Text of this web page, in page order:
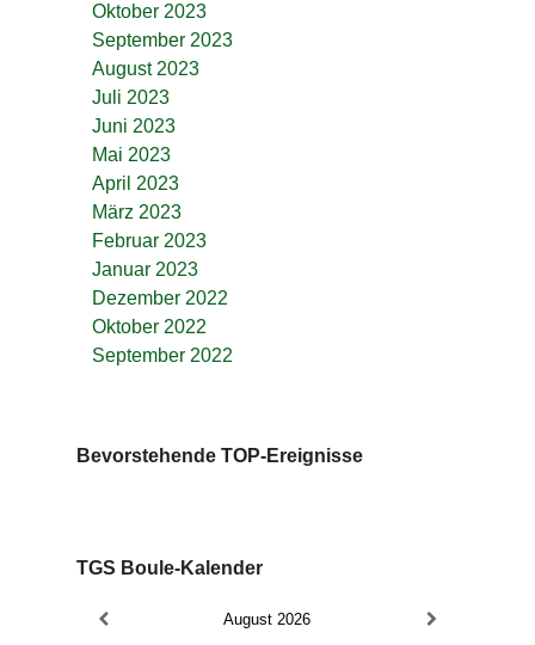
Oktober 2023
September 2023
August 2023
Juli 2023
Juni 2023
Mai 2023
April 2023
März 2023
Februar 2023
Januar 2023
Dezember 2022
Oktober 2022
September 2022
Bevorstehende TOP-Ereignisse
TGS Boule-Kalender
August 2026